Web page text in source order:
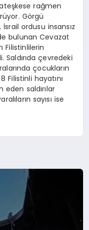
rağmen
Görgü
İsrail ordusu insansız
bulunan Cevazat
Filistinlilerin
Saldırıda çevredeki
çocukların
Filistinli hayatını
saldırılar
sayısı ise